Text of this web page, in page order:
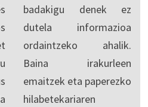
badakigu denek ez
dutela informazioa
ordaintzeko ahalik.
Baina irakurleen
emaitzek eta paperezko
hilabetekariaren